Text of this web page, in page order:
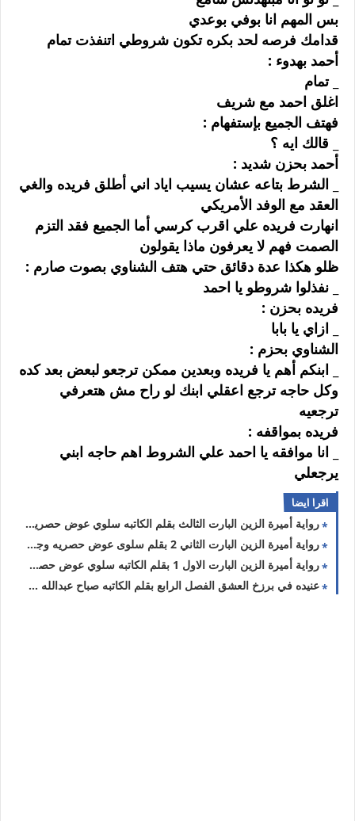
ﺑﺲ ﺍﻟﻤﻬﻢ ﺍﻧﺎ ﺑﻮﻓﻲ ﺑﻮﻋﺪﻱ
ﻗﺪﺍﻣﻚ ﻓﺮﺻﻪ ﻟﺤﺪ ﺑﻜﺮﻩ ﺗﻜﻮﻥ ﺷﺮﻭﻃﻲ ﺍﺗﻨﻔﺬﺕ ﺗﻤﺎﻡ
ﺃﺣﻤﺪ ﺑﻬﺪﻭﺀ :
_ ﺗﻤﺎﻡ
ﺍﻏﻠﻖ ﺍﺣﻤﺪ ﻣﻊ ﺷﺮﻳﻒ
ﻓﻬﺘﻒ ﺍﻟﺠﻤﻴﻊ ﺑﺈﺳﺘﻔﻬﺎﻡ :
_ ﻗﺎﻟﻚ ﺍﻳﻪ ؟
ﺃﺣﻤﺪ ﺑﺤﺰﻥ ﺷﺪﻳﺪ :
_ ﺍﻟﺸﺮﻁ ﺑﺘﺎﻋﻪ ﻋﺸﺎﻥ ﻳﺴﻴﺐ ﺍﻳﺎﺩ ﺍﻧﻲ ﺃﻃﻠﻖ ﻓﺮﻳﺪﻩ ﻭﺍﻟﻐﻲ
ﺍﻟﻌﻘﺪ ﻣﻊ ﺍﻟﻮﻓﺪ ﺍﻷﻣﺮﻳﻜﻲ
ﺍﻧﻬﺎﺭﺕ ﻓﺮﻳﺪﻩ ﻋﻠﻲ ﺍﻗﺮﺏ ﻛﺮﺳﻲ ﺃﻣﺎ ﺍﻟﺠﻤﻴﻊ ﻓﻘﺪ ﺍﻟﺘﺰﻡ
ﺍﻟﺼﻤﺖ ﻓﻬﻢ ﻻ ﻳﻌﺮﻓﻮﻥ ﻣﺎﺫﺍ ﻳﻘﻮﻟﻮﻥ
ﻇﻠﻮ ﻫﻜﺬﺍ ﻋﺪﺓ ﺩﻗﺎﺋﻖ ﺣﺘﻲ ﻫﺘﻒ ﺍﻟﺸﻨﺎﻭﻱ ﺑﺼﻮﺕ ﺻﺎﺭﻡ :
_ ﻧﻔﺬﻟﻮﺍ ﺷﺮﻭﻃﻮ ﻳﺎ ﺍﺣﻤﺪ
ﻓﺮﻳﺪﻩ ﺑﺤﺰﻥ :
_ ﺍﺯﺍﻱ ﻳﺎ ﺑﺎﺑﺎ
ﺍﻟﺸﻨﺎﻭﻱ ﺑﺤﺰﻡ :
_ ﺍﺑﻨﻜﻢ ﺃﻫﻢ ﻳﺎ ﻓﺮﻳﺪﻩ ﻭﺑﻌﺪﻳﻦ ﻣﻤﻜﻦ ﺗﺮﺟﻌﻮ ﻟﺒﻌﺾ ﺑﻌﺪ ﻛﺪﻩ
ﻭﻛﻞ ﺣﺎﺟﻪ ﺗﺮﺟﻊ ﺍﻋﻘﻠﻲ ﺍﺑﻨﻚ ﻟﻮ ﺭﺍﺡ ﻣﺶ ﻫﺘﻌﺮﻓﻲ
ﺗﺮﺟﻌﻴﻪ
ﻓﺮﻳﺪﻩ ﺑﻤﻮﺍﻗﻔﻪ :
_ ﺍﻧﺎ ﻣﻮﺍﻓﻘﻪ ﻳﺎ ﺍﺣﻤﺪ ﻋﻠﻲ ﺍﻟﺸﺮﻭﻁ ﺍﻫﻢ ﺣﺎﺟﻪ ﺍﺑﻨﻲ
ﻳﺮﺟﻌﻠﻲ
اقرا ايضا
رواية أميرة الزين البارت الثالث بقلم الكاتبه سلوي عوض حصريه وجديده
رواية أميرة الزين البارت الثاني 2 بقلم سلوى عوض حصريه وجديده
رواية أميرة الزين البارت الاول 1 بقلم الكاتبه سلوي عوض حصريه وجديده
عنيده في برزخ العشق الفصل الرابع بقلم الكاتبه صباح عبدالله حصريه وجديده